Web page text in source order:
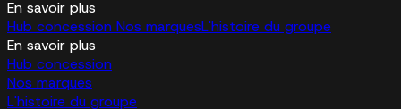
En savoir plus
Hub concession Nos marquesL'histoire du groupe
En savoir plus
Hub concession
Nos marques
L'histoire du groupe